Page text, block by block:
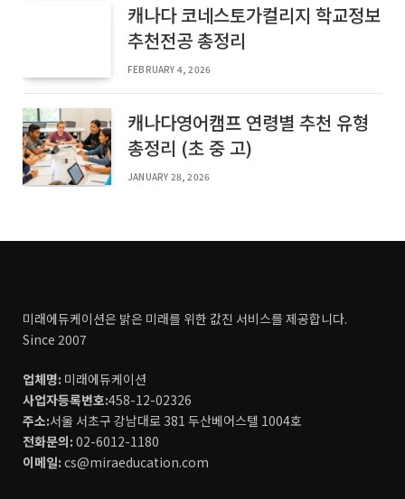
캐나다 코네스토가컬리지 학교정보
추천전공 총정리
FEBRUARY 4, 2026
캐나다영어캠프 연령별 추천 유형
총정리 (초 중 고)
JANUARY 28, 2026
미래에듀케이션은 밝은 미래를 위한 값진 서비스를 제공합니다.
Since 2007
업체명: 미래에듀케이션
사업자등록번호:458-12-02326
주소:서울 서초구 강남대로 381 두산베어스텔 1004호
전화문의: 02-6012-1180
이메일: cs@miraeducation.com